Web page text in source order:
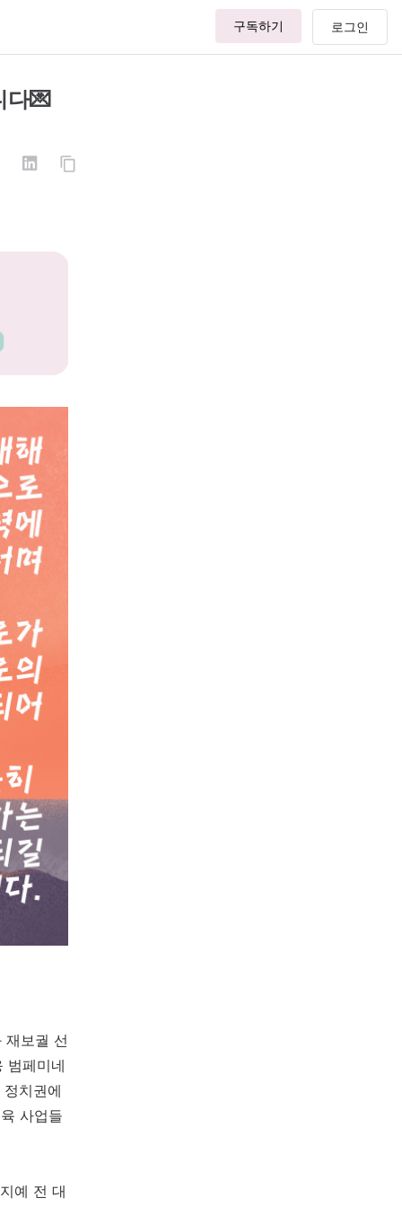
구독하기
💌
재보궐 선
범페미네
치권에
사업들
예 전 대